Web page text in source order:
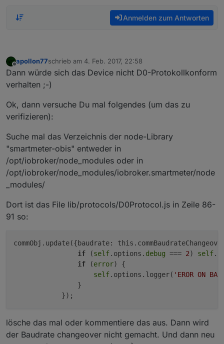
Anmelden zum Antworten
apollon77schrieb am 4. Feb. 2017, 22:58
zuletzt editiert von
Dann würde sich das Device nicht D0-Protokollkonform
verhalten ;-)
Ok, dann versuche Du mal folgendes (um das zu
verifizieren):
Suche mal das Verzeichnis der node-Library
"smartmeter-obis" entweder in
/opt/iobroker/node_modules oder in
/opt/iobroker/node_modules/iobroker.smartmeter/node
_modules/
Dort ist das File lib/protocols/D0Protocol.js in Zeile 86-
91 so:
commObj.update({baudrate:
if (self.options. debug === 2) self
if (error) {
self.options.logger( 'EROR ON
                }
lösche das mal oder kommentiere das aus. Dann wird
der Baudrate changeover nicht gemacht. Und dann neu